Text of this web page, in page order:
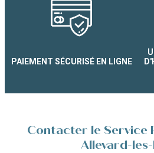
PAIEMENT SÉCURISÉ EN LIGNE
Contacter le Service
Allevard-